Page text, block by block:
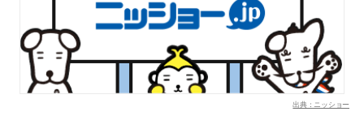
出典：ニッショー